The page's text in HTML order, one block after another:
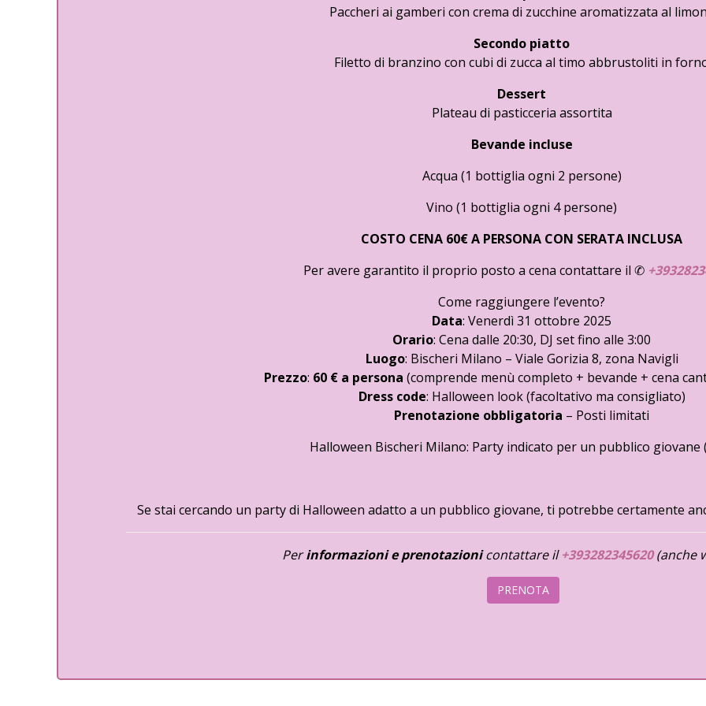
Paccheri ai gamberi con crema di zucchine aromatizzata al
Secondo piatto
Filetto di branzino con cubi di zucca al timo abbrustoliti in
Dessert
Plateau di pasticceria assortita
Bevande incluse
Acqua (1 bottiglia ogni 2 persone)
Vino (1 bottiglia ogni 4 persone)
COSTO CENA 60€ A PERSONA CON SERATA INCLUSA
Per avere garantito il proprio posto a cena contattare il ✆
Come raggiungere l’evento?
Data: Venerdì 31 ottobre 2025
Orario: Cena dalle 20:30, DJ set fino alle 3:00
Luogo: Bischeri Milano – Viale Gorizia 8, zona Navigli
Prezzo: 60 € a persona (comprende menù completo + bevande + cena
Dress code: Halloween look (facoltativo ma consigliato)
Prenotazione obbligatoria – Posti limitati
Halloween Bischeri Milano: Party indicato per un pubblico giovane
Se stai cercando un party di Halloween adatto a un pubblico giovane, ti potrebbe certamente
Perinformazioni e prenotazionicontattare il+393282345620(anche
PRENOTA